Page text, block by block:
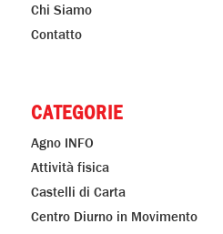
Chi Siamo
Contatto
CATEGORIE
Agno INFO
Attività fisica
Castelli di Carta
Centro Diurno in Movimento